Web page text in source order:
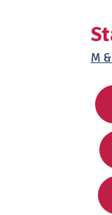
M